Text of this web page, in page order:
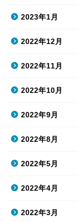
2023年1月
2022年12月
2022年11月
2022年10月
2022年9月
2022年8月
2022年5月
2022年4月
2022年3月